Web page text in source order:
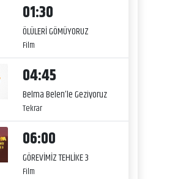
01:30
ÖLÜLERİ GÖMÜYORUZ
Film
04:45
Belma Belen’le Geziyoruz
Tekrar
06:00
GÖREVİMİZ TEHLİKE 3
Film